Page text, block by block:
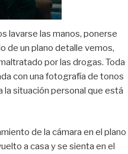
lavarse las manos, ponerse
de un plano detalle vemos,
por las drogas. Toda
con una fotografía de tonos
situación personal que está
de la cámara en el plano
a casa y se sienta en el